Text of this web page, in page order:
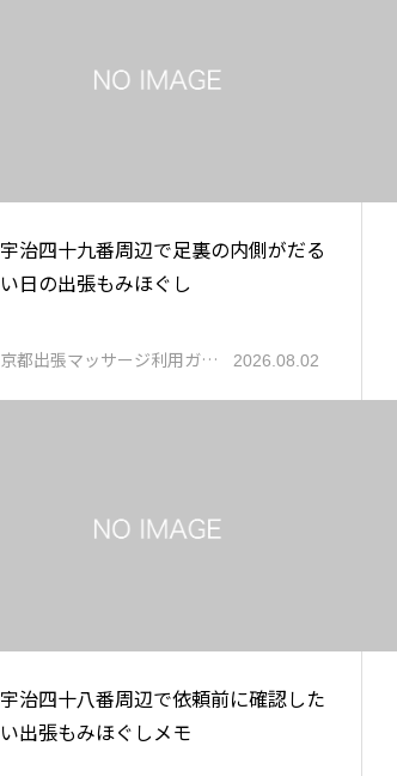
宇治四十九番周辺で足裏の内側がだる
い日の出張もみほぐし
京都出張マッサージ利用ガ… 2026.08.02
宇治四十八番周辺で依頼前に確認した
い出張もみほぐしメモ